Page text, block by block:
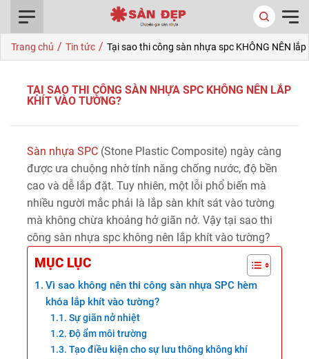
Trang chủ / Tin tức / Tại sao thi công sàn nhựa spc KHÔNG NÊN
TẠI SAO THI CÔNG SÀN NHỰA SPC KHÔNG NÊN LẮP
KHÍT VÀO TƯỜNG?
Sàn nhựa SPC (Stone Plastic Composite) ngày càng
được ưa chuộng nhờ tính năng chống nước, độ bền
cao và dễ lắp đặt. Tuy nhiên, một lỗi phổ biến mà
nhiều người mắc phải là lắp sàn khít sát vào tường
mà không chừa khoảng hở giãn nở. Vậy tại sao thi
công sàn nhựa spc không nên lắp khít vào tường?
MỤC LỤC
Vì sao không nên thi công sàn nhựa SPC hèm
khóa lắp khít vào tường?
Sự giãn nở nhiệt
Độ ẩm môi trường
Tạo điều kiện cho sự lưu thông không khí